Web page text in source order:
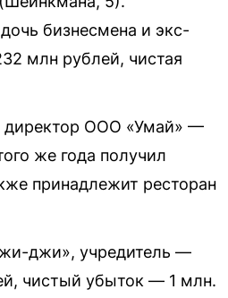
бизнесмена и экс-
млн рублей, чистая
директор ООО «Умай» —
же года получил
принадлежит ресторан
джи», учредитель —
чистый убыток — 1 млн.